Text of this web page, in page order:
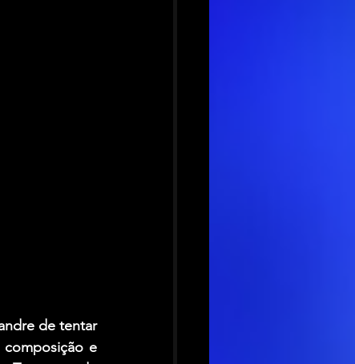
de tentar
e